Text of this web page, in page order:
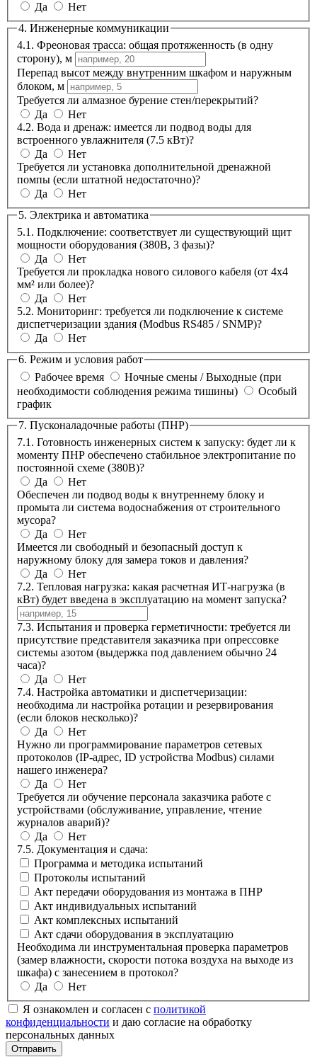
Да
Нет
4. Инженерные коммуникации
4.1. Фреоновая трасса: общая протяженность (в одну
сторону), м
Перепад высот между внутренним шкафом и наружным
блоком, м
Требуется ли алмазное бурение стен/перекрытий?
Да
Нет
4.2. Вода и дренаж: имеется ли подвод воды для
встроенного увлажнителя (7.5 кВт)?
Да
Нет
Требуется ли установка дополнительной дренажной
помпы (если штатной недостаточно)?
Да
Нет
5. Электрика и автоматика
5.1. Подключение: соответствует ли существующий щит
мощности оборудования (380В, 3 фазы)?
Да
Нет
Требуется ли прокладка нового силового кабеля (от 4х4
мм² или более)?
Да
Нет
5.2. Мониторинг: требуется ли подключение к системе
диспетчеризации здания (Modbus RS485 / SNMP)?
Да
Нет
6. Режим и условия работ
Рабочее время
Ночные смены / Выходные (при
необходимости соблюдения режима тишины)
Особый
график
7. Пусконаладочные работы (ПНР)
7.1. Готовность инженерных систем к запуску: будет ли к
моменту ПНР обеспечено стабильное электропитание по
постоянной схеме (380В)?
Да
Нет
Обеспечен ли подвод воды к внутреннему блоку и
промыта ли система водоснабжения от строительного
мусора?
Да
Нет
Имеется ли свободный и безопасный доступ к
наружному блоку для замера токов и давления?
Да
Нет
7.2. Тепловая нагрузка: какая расчетная ИТ-нагрузка (в
кВт) будет введена в эксплуатацию на момент запуска?
7.3. Испытания и проверка герметичности: требуется ли
присутствие представителя заказчика при опрессовке
системы азотом (выдержка под давлением обычно 24
часа)?
Да
Нет
7.4. Настройка автоматики и диспетчеризации:
необходима ли настройка ротации и резервирования
(если блоков несколько)?
Да
Нет
Нужно ли программирование параметров сетевых
протоколов (IP-адрес, ID устройства Modbus) силами
нашего инженера?
Да
Нет
Требуется ли обучение персонала заказчика работе с
устройствами (обслуживание, управление, чтение
журналов аварий)?
Да
Нет
7.5. Документация и сдача:
Программа и методика испытаний
Протоколы испытаний
Акт передачи оборудования из монтажа в ПНР
Акт индивидуальных испытаний
Акт комплексных испытаний
Акт сдачи оборудования в эксплуатацию
Необходима ли инструментальная проверка параметров
(замер влажности, скорости потока воздуха на выходе из
шкафа) с занесением в протокол?
Да
Нет
Я ознакомлен и согласен с политикой
конфиденциальности и даю согласие на обработку
персональных данных
Отправить